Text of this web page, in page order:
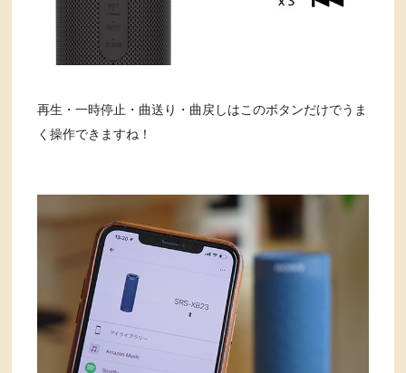
再生・一時停止・曲送り・曲戻しはこのボタンだけでうま
く操作できますね！